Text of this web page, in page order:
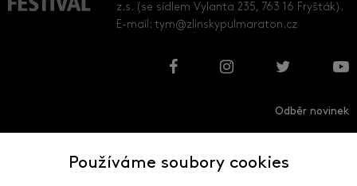
z.s. (se sídlem Vylanta 235, 763 16 Fryšták).
E-mail:tym@zlinskypulmaraton.cz
Odběr novinek
Používáme soubory cookies